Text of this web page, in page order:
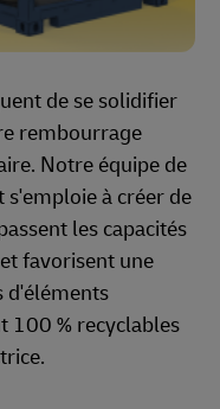
de se solidifier
rembourrage
Notre équipe de
à créer de
les capacités
favorisent une
d'éléments
100 % recyclables